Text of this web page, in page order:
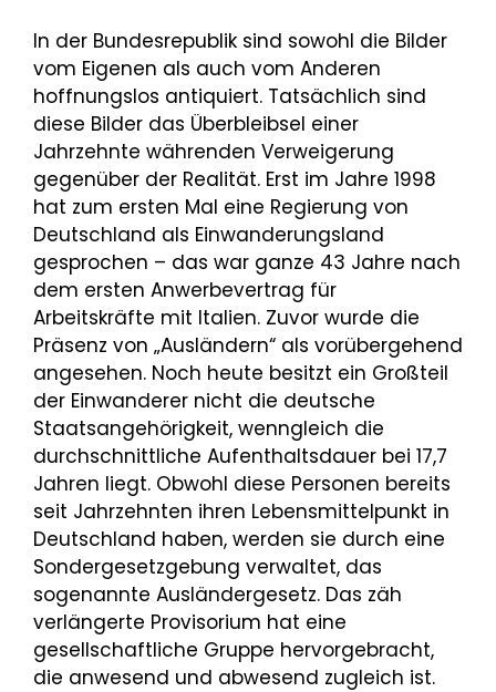
In der Bundesrepublik sind sowohl die Bilder
vom Eigenen als auch vom Anderen
hoffnungslos antiquiert. Tatsächlich sind
diese Bilder das Überbleibsel einer
Jahrzehnte währenden Verweigerung
gegenüber der Realität. Erst im Jahre 1998
hat zum ersten Mal eine Regierung von
Deutschland als Einwanderungsland
gesprochen – das war ganze 43 Jahre nach
dem ersten Anwerbevertrag für
Arbeitskräfte mit Italien. Zuvor wurde die
Präsenz von „Ausländern“ als vorübergehend
angesehen. Noch heute besitzt ein Großteil
der Einwanderer nicht die deutsche
Staatsangehörigkeit, wenngleich die
durchschnittliche Aufenthaltsdauer bei 17,7
Jahren liegt. Obwohl diese Personen bereits
seit Jahrzehnten ihren Lebensmittelpunkt in
Deutschland haben, werden sie durch eine
Sondergesetzgebung verwaltet, das
sogenannte Ausländergesetz. Das zäh
verlängerte Provisorium hat eine
gesellschaftliche Gruppe hervorgebracht,
die anwesend und abwesend zugleich ist.